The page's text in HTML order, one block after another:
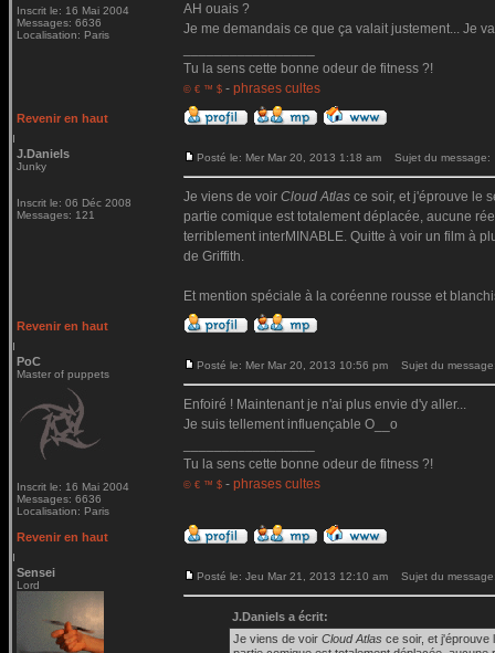
Inscrit le: 16 Mai 2004
Messages: 6636
Localisation: Paris
AH ouais ?
Je me demandais ce que ça valait justement... Je
Tu la sens cette bonne odeur de fitness ?!
© € ™ $ - phrases cultes
Revenir en haut
J.Daniels
Junky
Inscrit le: 06 Déc 2008
Messages: 121
Posté le: Mer Mar 20, 2013 1:18 am Sujet du message:
Je viens de voir Cloud Atlas ce soir, et j'éprouve le
partie comique est totalement déplacée, aucune
terriblement interMINABLE. Quitte à voir un film à
de Griffith.
Et mention spéciale à la coréenne rousse et
Revenir en haut
PoC
Master of puppets
Inscrit le: 16 Mai 2004
Messages: 6636
Localisation: Paris
Posté le: Mer Mar 20, 2013 10:56 pm Sujet du
Enfoiré ! Maintenant je n'ai plus envie d'y aller...
Je suis tellement influençable O__o
Tu la sens cette bonne odeur de fitness ?!
© € ™ $ - phrases cultes
Revenir en haut
Sensei
Lord
Posté le: Jeu Mar 21, 2013 12:10 am Sujet du
J.Daniels a écrit:
Je viens de voir Cloud Atlas ce soir, et j'éprouve